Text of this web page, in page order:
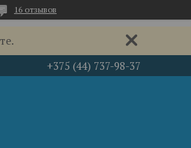
16 отзывов
+375 (44) 737-98-37